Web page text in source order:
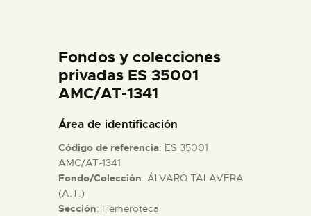
ESPAÑOL
ACTIVIDADES
█
Fondos y colecciones
privadas ES 35001
AMC/AT-1341
Área de identificación
Código de referencia: ES 35001
AMC/AT-1341
Fondo/Colección: ÁLVARO TALAVERA
(A.T.)
Sección: Hemeroteca